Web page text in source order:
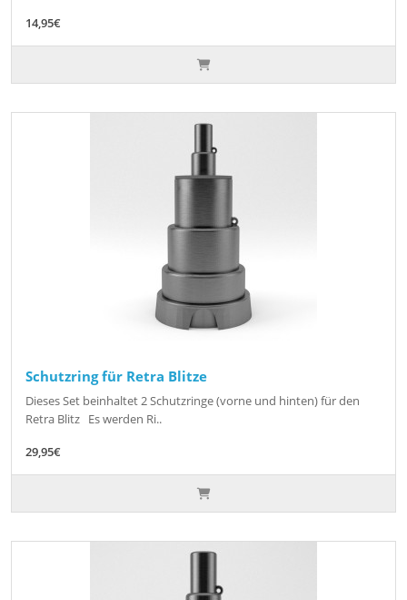
14,95€
Schutzring für Retra Blitze
Dieses Set beinhaltet 2 Schutzringe (vorne und hinten) für den
Retra Blitz Es werden Ri..
29,95€